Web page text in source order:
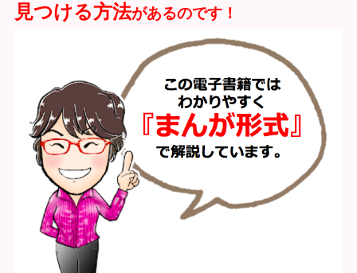
見つける方法があるのです！